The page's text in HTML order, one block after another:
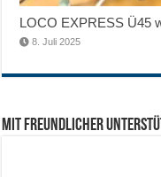
LOCO EXPRESS Ü45
8. Juli 2025
Mit freundlicher